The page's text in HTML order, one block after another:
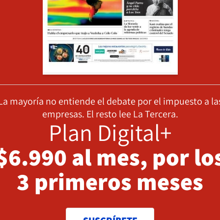
mayoría no entiende el debate por el impuesto a
empresas. El resto lee La Tercera.
Plan Digital+
al mes, por
3 primeros meses